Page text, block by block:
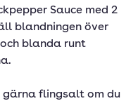
Sauce med 2
blandningen över
blanda runt
gärna flingsalt om du